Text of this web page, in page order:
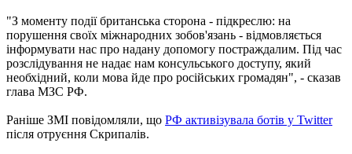
"З моменту події британська сторона - підкреслю: на
порушення своїх міжнародних зобов'язань - відмовляється
інформувати нас про надану допомогу постраждалим. Під час
розслідування не надає нам консульського доступу, який
необхідний, коли мова йде про російських громадян", - сказав
глава МЗС РФ.
Раніше ЗМІ повідомляли, що РФ активізувала ботів у Twitter
після отруєння Скрипалів.